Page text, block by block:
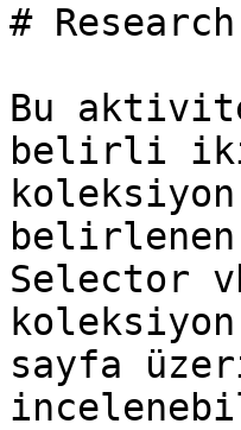
#
Bu
belirli iki
belirlenen
Selector
sayfa